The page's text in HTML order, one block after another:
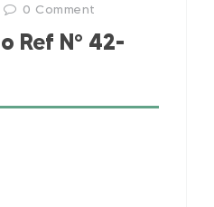
0 Comment
Ref N° 42-